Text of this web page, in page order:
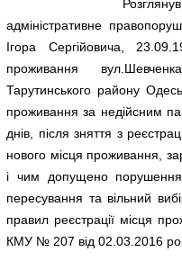
Розглянув
адміністративне
Ігора Сергійовича,
проживання
Тарутинського району
проживання за недійсним
днів, після зняття з
нового місця проживання,
і чим допущено
пересування та вільний
правил реєстрації місця
КМУ № 207 від 02.03.2016